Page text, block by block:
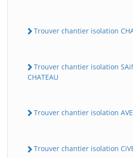
Trouver chantier isolation
Trouver chantier isolation
CHATEAU
Trouver chantier isolation
Trouver chantier isolation